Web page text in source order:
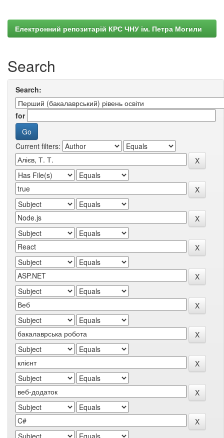
Електронний репозитарій КРС ЧНУ ім. Петра Могили
Search
Search:
for
Current filters: